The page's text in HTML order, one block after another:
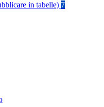
in tabelle) 7